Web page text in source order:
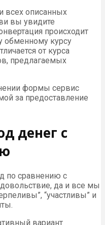
всех описанных
вы увидите
происходит
обменному курсу
от курса
предлагаемых
формы сервис
за предоставление
денег с
по сравнению с
да и все мы
“участливы” и
вариант